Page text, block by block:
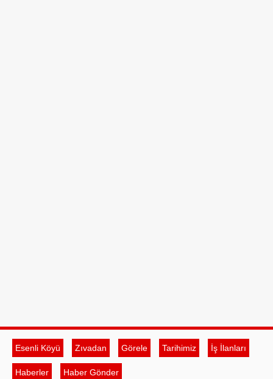
Esenli Köyü Zıvadan Görele Tarihimiz İş İlanları
Haberler Haber Gönder